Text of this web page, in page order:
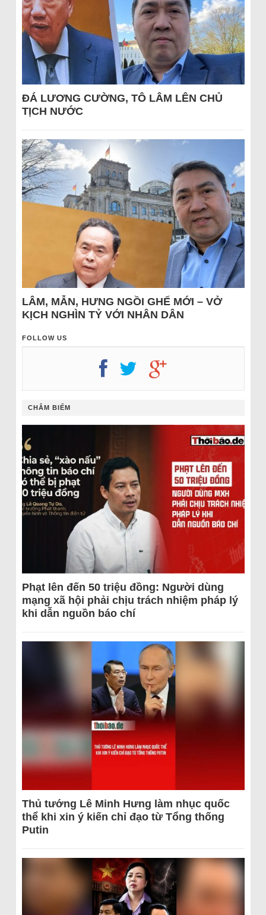
ĐÁ LƯƠNG CƯỜNG, TÔ LÂM LÊN CHỦ
TỊCH NƯỚC
LÂM, MẪN, HƯNG NGỒI GHẾ MỚI – VỞ
KỊCH NGHÌN TỶ VỚI NHÂN DÂN
FOLLOW US
CHÂM BIẾM
Phạt lên đến 50 triệu đồng: Người dùng
mạng xã hội phải chịu trách nhiệm pháp lý
khi dẫn nguồn báo chí
Thủ tướng Lê Minh Hưng làm nhục quốc
thể khi xin ý kiến chỉ đạo từ Tổng thống
Putin